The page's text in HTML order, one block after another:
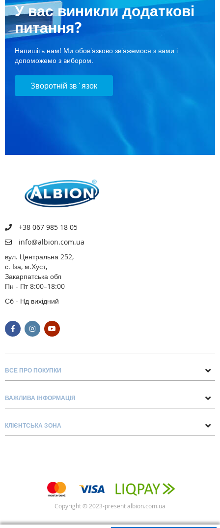
У вас виникли додаткові
питання?
Напишіть нам! Ми обов'язково зв'яжемося з вами і
допоможемо з вибором.
Зворотній зв`язок
+38 067 985 18 05
info@albion.com.ua
вул. Центральна 252,
с. Іза, м.Хуст,
Закарпатська обл
Пн - Пт 8:00–18:00
Сб - Нд вихідний
ВСЕ ПРО ПОКУПКИ
Про нас
Блог
ВАЖЛИВА ІНФОРМАЦІЯ
Доставка та оплата
КЛІЄНТСЬКА ЗОНА
Copyright © 2023-present albion.com.ua